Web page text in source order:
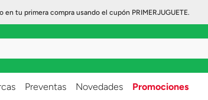
tu primera compra usando el cupón PRIMERJUGUETE.
Preventas Novedades Promociones